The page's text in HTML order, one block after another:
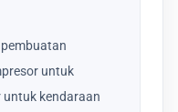
untuk
untuk kendaraan